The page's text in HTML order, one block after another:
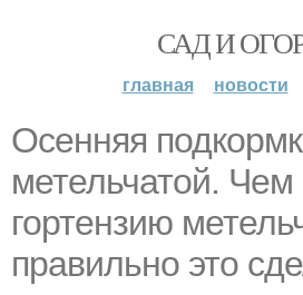
САД И
главная новости
Осенняя
метельчатой. Чем
гортензию
правильно это